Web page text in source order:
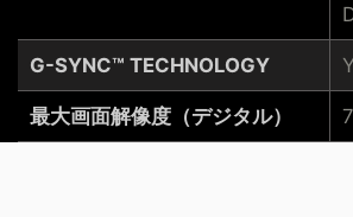
G-SYNC™ TECHNOLOGY
最大画面解像度（デジタル）